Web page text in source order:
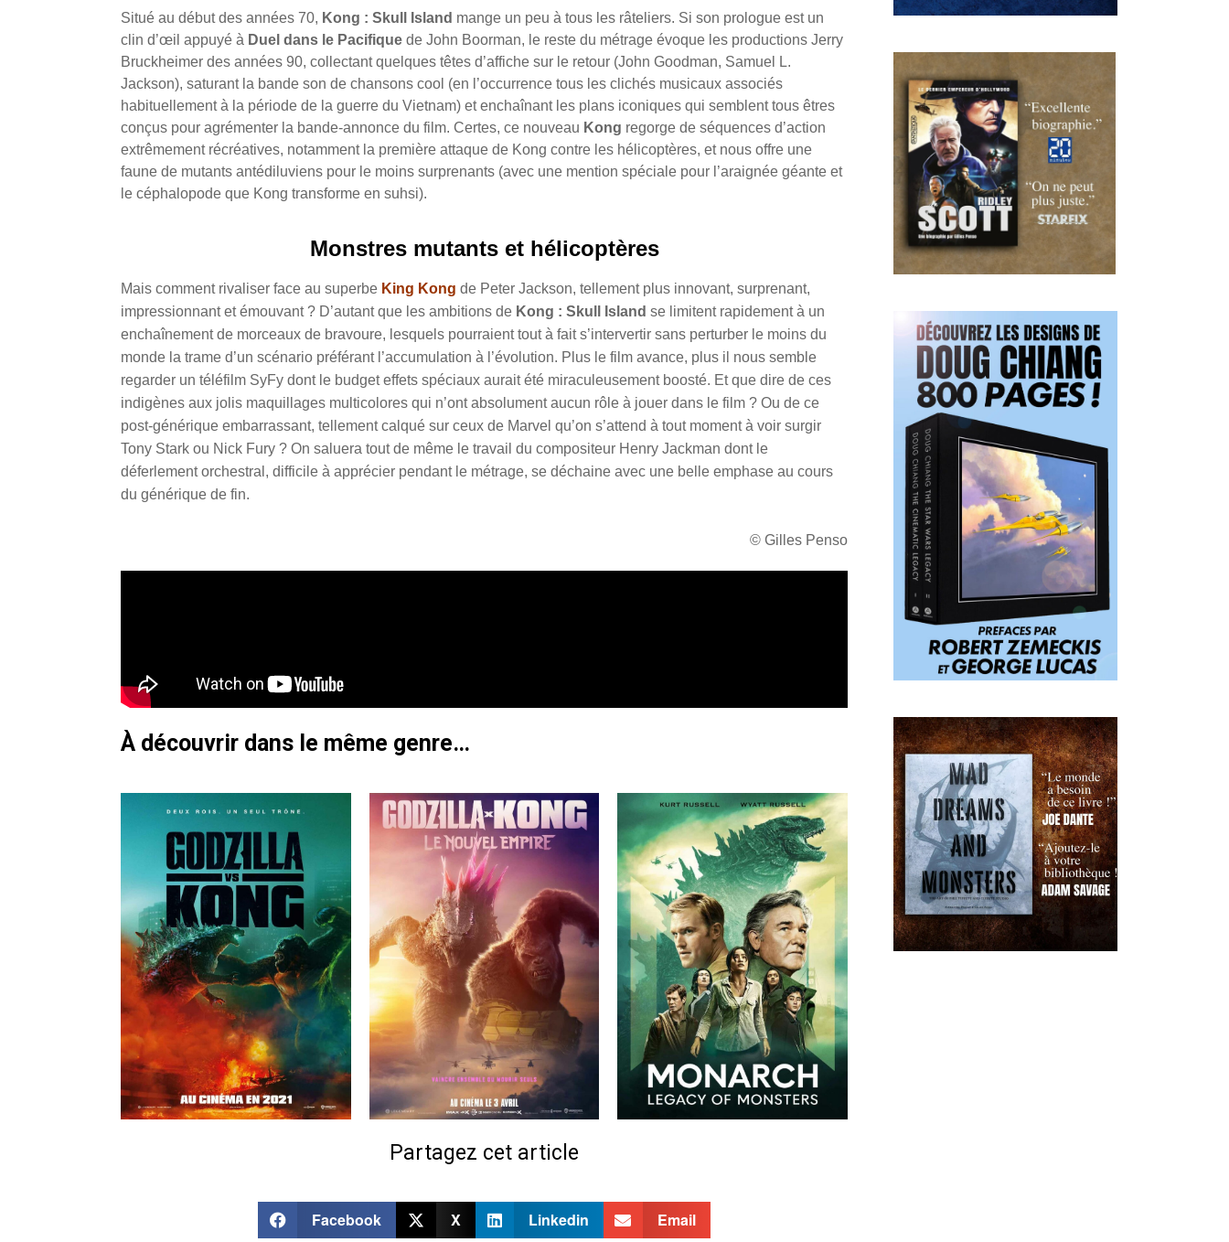
Situé au début des années 70, Kong : Skull Island mange un peu à tous les râteliers. Si son prologue est un
clin d’œil appuyé à Duel dans le Pacifique de John Boorman, le reste du métrage évoque les productions Jerry
Bruckheimer des années 90, collectant quelques têtes d’affiche sur le retour (John Goodman, Samuel L.
Jackson), saturant la bande son de chansons cool (en l’occurrence tous les clichés musicaux associés
habituellement à la période de la guerre du Vietnam) et enchaînant les plans iconiques qui semblent tous êtres
conçus pour agrémenter la bande-annonce du film. Certes, ce nouveau Kong regorge de séquences d’action
extrêmement récréatives, notamment la première attaque de Kong contre les hélicoptères, et nous offre une
faune de mutants antédiluviens pour le moins surprenants (avec une mention spéciale pour l’araignée géante et
le céphalopode que Kong transforme en suhsi).
Monstres mutants et hélicoptères
Mais comment rivaliser face au superbe King Kong de Peter Jackson, tellement plus innovant, surprenant,
impressionnant et émouvant ? D’autant que les ambitions de Kong : Skull Island se limitent rapidement à un
enchaînement de morceaux de bravoure, lesquels pourraient tout à fait s’intervertir sans perturber le moins du
monde la trame d’un scénario préférant l’accumulation à l’évolution. Plus le film avance, plus il nous semble
regarder un téléfilm SyFy dont le budget effets spéciaux aurait été miraculeusement boosté. Et que dire de ces
indigènes aux jolis maquillages multicolores qui n’ont absolument aucun rôle à jouer dans le film ? Ou de ce
post-générique embarrassant, tellement calqué sur ceux de Marvel qu’on s’attend à tout moment à voir surgir
Tony Stark ou Nick Fury ? On saluera tout de même le travail du compositeur Henry Jackman dont le
déferlement orchestral, difficile à apprécier pendant le métrage, se déchaine avec une belle emphase au cours
du générique de fin.
© Gilles Penso
À découvrir dans le même genre…
Partagez cet article
Facebook X Linkedin Email